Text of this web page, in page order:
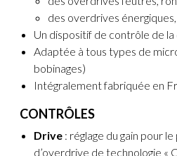
des overdrives
Un dispositif de contrôle de
Adaptée à tous types de
bobinages)
Intégralement fabriquée en
CONTRÔLES
Drive : réglage du gain pour
d’overdrive de technologie «